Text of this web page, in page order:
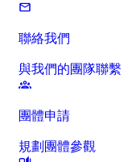
聯絡我們
與我們的團隊聯繫
團體申請
規劃團體參觀